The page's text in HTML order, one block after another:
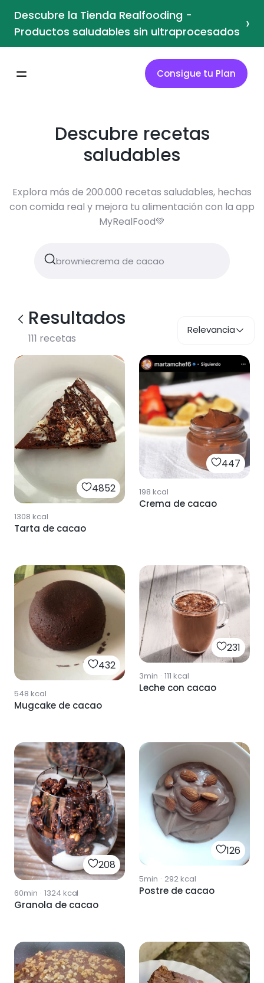
Descubre la Tienda Realfooding -
Productos saludables sin ultraprocesados ›
Consigue tu Plan
Descubre recetas
saludables
Explora más de 200.000 recetas saludables, hechas
con comida real y mejora tu alimentación con la app
MyRealFood💚
Resultados
111 recetas
Relevancia
4852
1308 kcal
Tarta de cacao
447
198 kcal
Crema de cacao
432
548 kcal
Mugcake de cacao
231
3min · 111 kcal
Leche con cacao
208
60min · 1324 kcal
Granola de cacao
126
5min · 292kcal
Postre de cacao